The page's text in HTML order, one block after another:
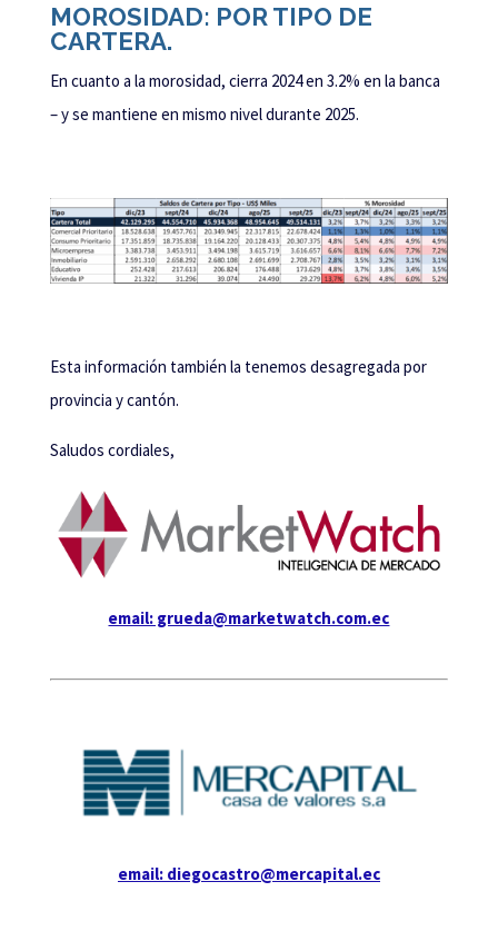
MOROSIDAD: POR TIPO DE
CARTERA.
En cuanto a la morosidad, cierra 2024 en 3.2% en la banca
– y se mantiene en mismo nivel durante 2025.
Esta información también la tenemos desagregada por
provincia y cantón.
Saludos cordiales,
email: grueda@marketwatch.com.ec
email: diegocastro@mercapital.ec